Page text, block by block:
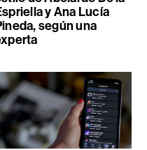
y Ana Lucía
según una